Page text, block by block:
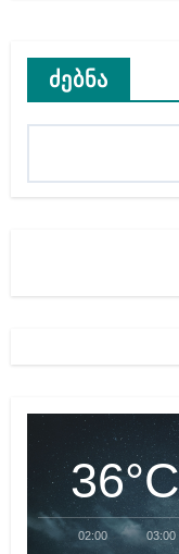
ძებნა
36°C
02:00 03:00